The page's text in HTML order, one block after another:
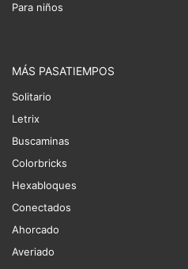
Para niños
MÁS PASATIEMPOS
Solitario
Letrix
Buscaminas
Colorbricks
Hexabloques
Conectados
Ahorcado
Averiado